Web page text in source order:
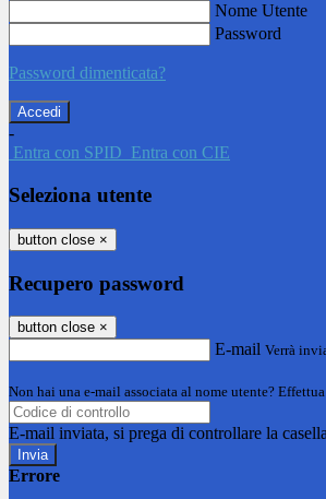
Nome Utente
Password
Password dimenticata?
-
Entra con SPID Entra con CIE
Seleziona utente
button close ×
Recupero password
button close ×
E-mail Verrà
Non hai una e-mail associata al nome utente?
E-mail inviata, si prega di controllare la
Errore